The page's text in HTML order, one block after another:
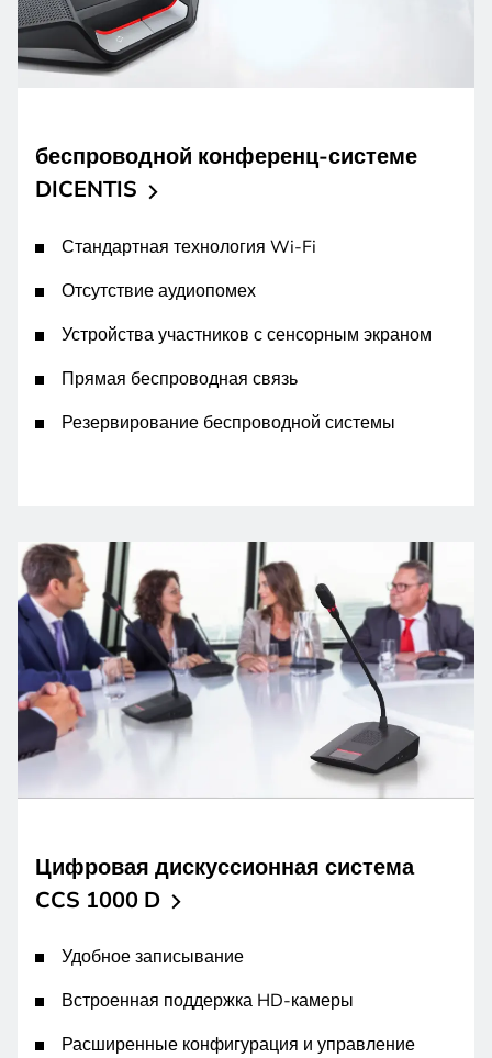
беспроводной конференц-системе
DICENTIS
Стандартная технология Wi-Fi
Отсутствие аудиопомех
Устройства участников с сенсорным экраном
Прямая беспроводная связь
Резервирование беспроводной системы
Цифровая дискуссионная система
CCS 1000 D
Удобное записывание
Встроенная поддержка HD-камеры
Расширенные конфигурация и управление